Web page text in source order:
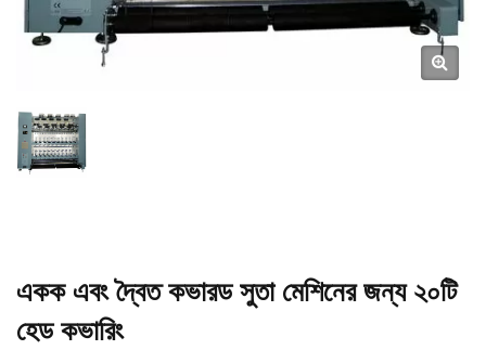
একক এবং দ্বৈত কভারড সুতা মেশিনের জন্য ২০টি
হেড কভারিং